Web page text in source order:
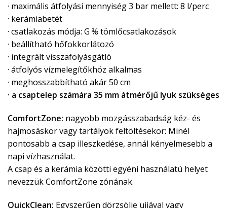
· maximális átfolyási mennyiség 3 bar mellett: 8 l/perc
· kerámiabetét
· csatlakozás módja: G ⅜ tömlőcsatlakozások
· beállítható hőfokkorlátozó
· integrált visszafolyásgátló
· átfolyós vízmelegítőkhöz alkalmas
· meghosszabbítható akár 50 cm
· a csaptelep számára 35 mm átmérőjű lyuk szükséges
ComfortZone: nagyobb mozgásszabadság kéz- és
hajmosáskor vagy tartályok feltöltésekor: Minél
pontosabb a csap illeszkedése, annál kényelmesebb a
napi vízhasználat.
A csap és a kerámia közötti egyéni használatú helyet
nevezzük ComfortZone zónának.
QuickClean: Egyszerűen dörzsölje ujjával vagy